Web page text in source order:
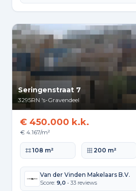
Seringenstraat 7
3295RN 's-Gravendeel
€ 450.000 k.k.
€ 4.167/m²
Woonoppervlakte
108 m² Perceeloppervlakte
200 m²
Van der Vinden Makelaars B.V.
Score: 9,0 • 33 reviews